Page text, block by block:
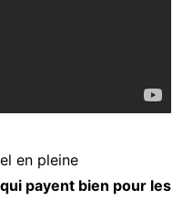
en pleine
payent bien pour les